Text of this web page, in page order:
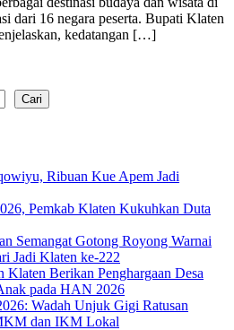
dari 16 negara peserta. Bupati Klaten
kedatangan […]
Cari
Ribuan Kue Apem Jadi
Pemkab Klaten Kukuhkan Duta
Semangat Gotong Royong Warnai
Jadi Klaten ke-222
Klaten Berikan Penghargaan Desa
pada HAN 2026
Wadah Unjuk Gigi Ratusan
dan IKM Lokal